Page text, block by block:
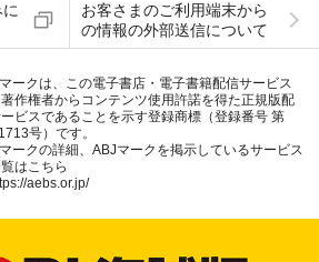
お客さまのご利用端末から
の情報の外部送信について
ークは、この電子書店・電子書籍配信サービス
作権者からコンテンツ使用許諾を得た正規版配
ビスであることを示す登録商標（登録番号 第
号）です。
ークの詳細、ABJマークを掲示しているサービス
はこちら
aebs.or.jp/